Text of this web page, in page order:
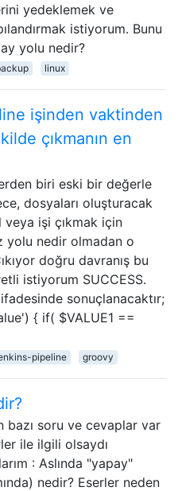
yedeklemek ve
istiyorum. Bunu
yolu nedir?
linux
işinden vaktinden
çıkmanın en
biri eski bir değerle
dosyaları oluşturacak
işi çıkmak için
yolu nedir olmadan o
doğru davranış bu
istiyorum SUCCESS.
sonuçlanacaktır;
{ if( $VALUE1 ==
pipeline groovy
bazı soru ve cevaplar var
ile ilgili olsaydı
: Aslında "yapay"
nedir? Eserler neden